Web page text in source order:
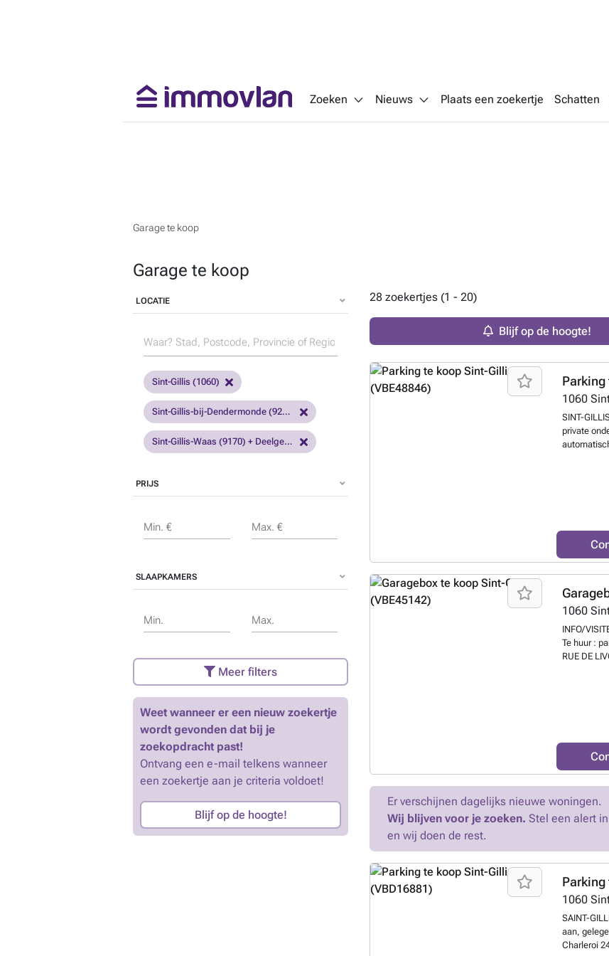
Zoeken Nieuws Plaats een zoekertje Schatten
Garage te koop
Garage te koop
LOCATIE
Sint-Gillis (1060)
Sint-Gillis-bij-Dendermonde (9200)
Sint-Gillis-Waas (9170) + Deelgemeenten
PRIJS
Min. € Max. €
SLAAPKAMERS
Min. Max.
Meer filters
Weet wanneer er een nieuw zoekertje
wordt gevonden dat bij je
zoekopdracht past!
Ontvang een e-mail telkens wanneer
een zoekertje aan je criteria voldoet!
Blijf op de hoogte!
28 zoekertjes (1 - 20)
Blijf op de hoogte!
Parking
1060
SINT-
private
1060
INFO/
Te huur :
RUE DE
LOUISE,
95€/
Er verschijnen dagelijks nieuwe woningen.
Wij blijven voor je zoeken. Stel een alert in
en wij doen de rest.
Parking
1060
SAINT-
aan,
Charleroi